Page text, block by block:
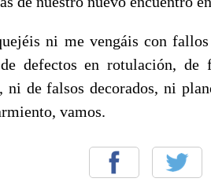
ni me vengáis con
defectos en rotulación, de
ni de falsos decorados, ni
vamos.